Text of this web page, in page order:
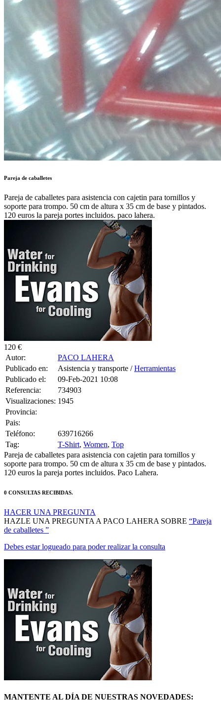
Pareja de caballetes
Pareja de caballetes para asistencia con cajetin para tornillos y
soporte para trompo. 50 cm de altura x 35 cm de base y pintados.
120 euros la pareja portes incluidos. paco lahera.
120 €
Autor:
PACO LAHERA
Publicado en:
Asistencia y transporte /Herramientas
Publicado el:
09-Feb-2021 10:08
Referencia:
734903
Visualizaciones: 1945
Provincia:
Pais:
Teléfono:
639716266
Tag:
T-Shirt, Women, Top
Pareja de caballetes para asistencia con cajetin para tornillos y
soporte para trompo. 50 cm de altura x 35 cm de base y pintados.
120 euros la pareja portes incluidos. Paco Lahera.
0 CONSULTAS RECIBIDAS.
HACER UNA PREGUNTA
HAZLE UNA PREGUNTA A PACO LAHERA SOBRE “Pareja
de caballetes ”
Debes estar logueado para poder realizar la consulta
MANTENTE AL DÍA DE NUESTRAS NOVEDADES: